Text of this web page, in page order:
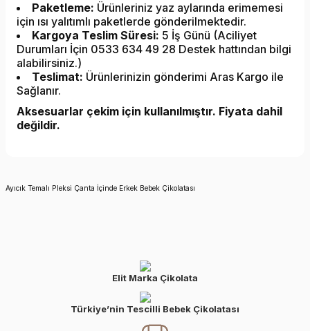
Paketleme: Ürünleriniz yaz aylarında erimemesi
için ısı yalıtımlı paketlerde gönderilmektedir.
Kargoya Teslim Süresi: 5 İş Günü (Aciliyet
Durumları İçin 0533 634 49 28 Destek hattından bilgi
alabilirsiniz.)
Teslimat: Ürünlerinizin gönderimi Aras Kargo ile
Sağlanır.
Aksesuarlar çekim için kullanılmıştır. Fiyata dahil
değildir.
Ayıcık Temalı Pleksi Çanta İçinde Erkek Bebek Çikolatası
Elit Marka Çikolata
Türkiye’nin Tescilli Bebek Çikolatası